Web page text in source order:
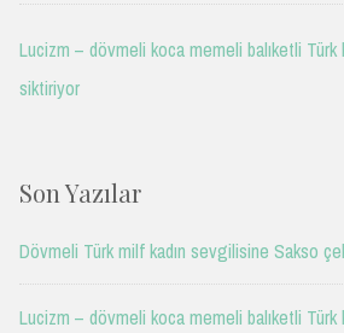
Lucizm – dövmeli koca memeli balıketli Türk
siktiriyor
Son Yazılar
Dövmeli Türk milf kadın sevgilisine Sakso
Lucizm – dövmeli koca memeli balıketli Türk